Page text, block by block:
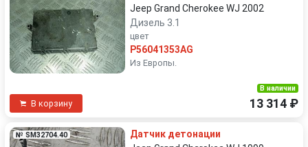
Jeep Grand Cherokee WJ 2002
Дизель 3.1
цвет
P56041353AG
Из Европы.
В корзину
В наличии
13 314 ₽
№ SM32704.40
Датчик детонации